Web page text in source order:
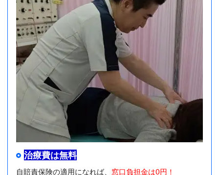
治療費は無料
自賠責保険の適用になれば、 窓口負担金は0円！